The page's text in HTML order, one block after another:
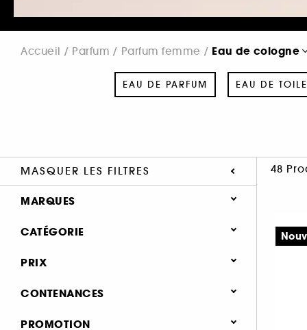
Accueil Parfum Parfum femme Eau de cologne
EAU DE PARFUM EAU DE
MASQUER LES FILTRES 48
MARQUES
HERMÈS (8)
CATÉGORIE
Parfum
PRIX
CONTENANCES
51 - 100 ml (39)
PROMOTION